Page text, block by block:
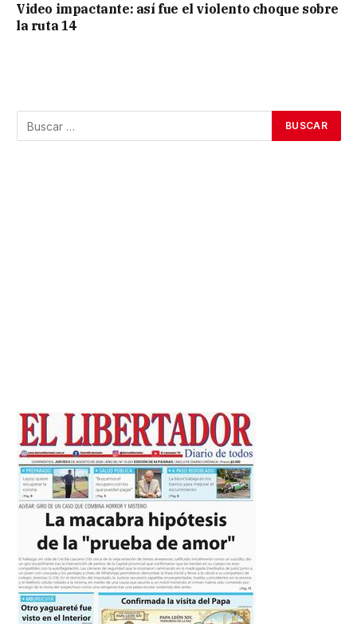
Video impactante: así fue el violento choque sobre
la ruta 14